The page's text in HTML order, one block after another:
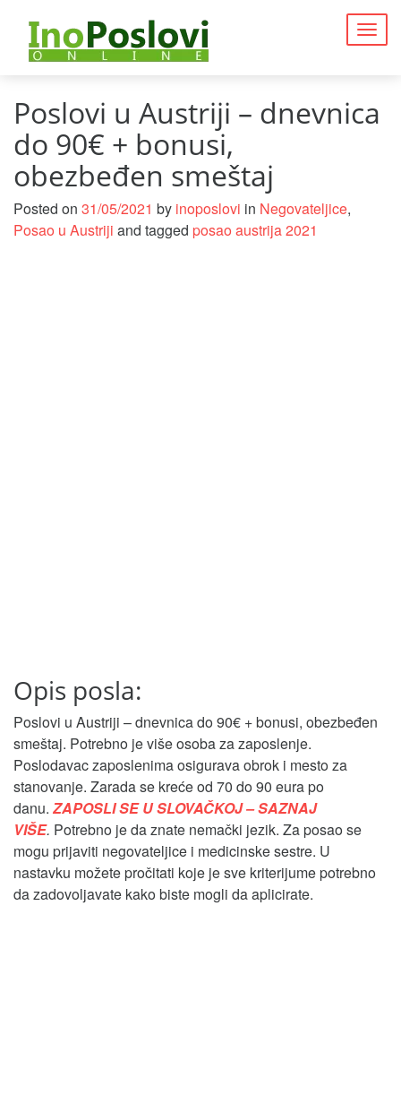
Poslovi u Austriji – dnevnica
do 90€ + bonusi,
obezbeđen smeštaj
Posted on 31/05/2021 by inoposlovi in Negovateljice,
Posao u Austriji and tagged posao austrija 2021
Opis posla:
Poslovi u Austriji – dnevnica do 90€ + bonusi, obezbeđen
smeštaj. Potrebno je više osoba za zaposlenje.
Poslodavac zaposlenima osigurava obrok i mesto za
stanovanje. Zarada se kreće od 70 do 90 eura po
danu. ZAPOSLI SE U SLOVAČKOJ – SAZNAJ
VIŠE. Potrebno je da znate nemački jezik. Za posao se
mogu prijaviti negovateljice i medicinske sestre. U
nastavku možete pročitati koje je sve kriterijume potrebno
da zadovoljavate kako biste mogli da aplicirate.